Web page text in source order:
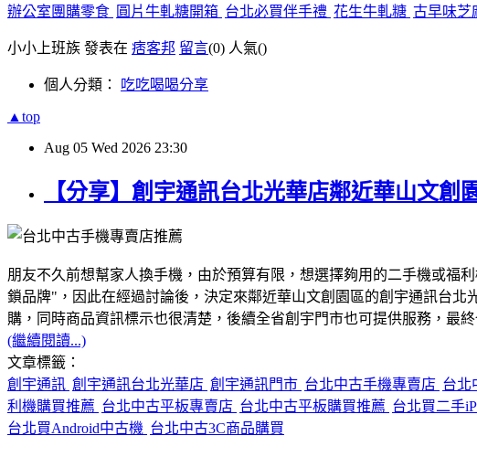
辦公室團購零食 圓片牛軋糖開箱 台北必買伴手禮 花生牛軋糖 古早味芝
小小上班族 發表在 痞客邦 留言(0) 人氣()
個人分類： 吃吃喝喝分享
▲top
Aug 05 Wed 2026 23:30
【分享】創宇通訊台北光華店鄰近華山文
朋友不久前想幫家人換手機，由於預算有限，想選擇夠用的二手機或福
鎖品牌"，因此在經過討論後，決定來鄰近華山文創園區的創宇通訊台
購，同時商品資訊標示也很清楚，後續全省創宇門市也可提供服務，最
(繼續閱讀...)
文章標籤：
創宇通訊 創宇通訊台北光華店 創宇通訊門市 台北中古手機專賣店 台北
利機購買推薦 台北中古平板專賣店 台北中古平板購買推薦 台北買二手
台北買Android中古機 台北中古3C商品購買